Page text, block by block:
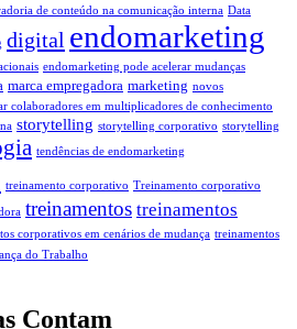
de conteúdo na comunicação interna Data
digital endomarketing
endomarketing pode acelerar mudanças
marca empregadora marketing novos
colaboradores em multiplicadores de conhecimento
storytelling storytelling corporativo storytelling
tendências de endomarketing
treinamento corporativo Treinamento corporativo
treinamentos treinamentos
corporativos em cenários de mudança treinamentos
do Trabalho
Contam